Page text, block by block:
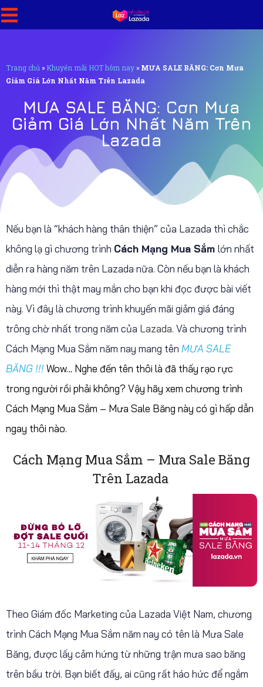
Trang chủ » Khuyến mãi HOT hôm nay » MƯA SALE BĂNG: Cơn Mưa
Giảm Giá Lớn Nhất Năm Trên Lazada
MƯA SALE BĂNG: Cơn Mưa
Giảm Giá Lớn Nhất Năm Trên
Lazada
Nếu bạn là “khách hàng thân thiện” của Lazada thì chắc
không lạ gì chương trình Cách Mạng Mua Sắm lớn nhất
diễn ra hàng năm trên Lazada nữa. Còn nếu bạn là khách
hàng mới thì thật may mắn cho bạn khi đọc được bài viết
này. Vì đây là chương trình khuyến mãi giảm giá đáng
trông chờ nhất trong năm của Lazada. Và chương trình
Cách Mạng Mua Sắm năm nay mang tên MƯA SALE
BĂNG !!!Wow… Nghe đến tên thôi là đã thấy rạo rực
trong người rồi phải không? Vậy hãy xem chương trình
Cách Mạng Mua Sắm – Mưa Sale Băng này có gì hấp dẫn
ngay thôi nào.
Cách Mạng Mua Sắm – Mưa Sale Băng
Trên Lazada
Theo Giám đốc Marketing của Lazada Việt Nam, chương
trình Cách Mạng Mua Sắm năm nay có tên là Mưa Sale
Băng, được lấy cảm hứng từ những trận mưa sao băng
trên bầu trời. Bạn biết đấy, ai cũng rất háo hức để ngắm